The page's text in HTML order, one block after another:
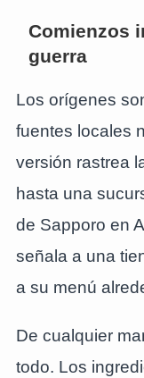
Comienzos
guerra
Los orígenes
fuentes locales
versión rastrea
hasta una
de Sapporo en
señala a una
a su menú
De cualquier
todo. Los